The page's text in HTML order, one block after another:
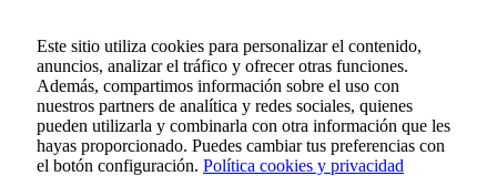
Este sitio utiliza cookies para personalizar el contenido,
anuncios, analizar el tráfico y ofrecer otras funciones.
Además, compartimos información sobre el uso con
nuestros partners de analítica y redes sociales, quienes
pueden utilizarla y combinarla con otra información que les
hayas proporcionado. Puedes cambiar tus preferencias con
el botón configuración. Política cookies y privacidad